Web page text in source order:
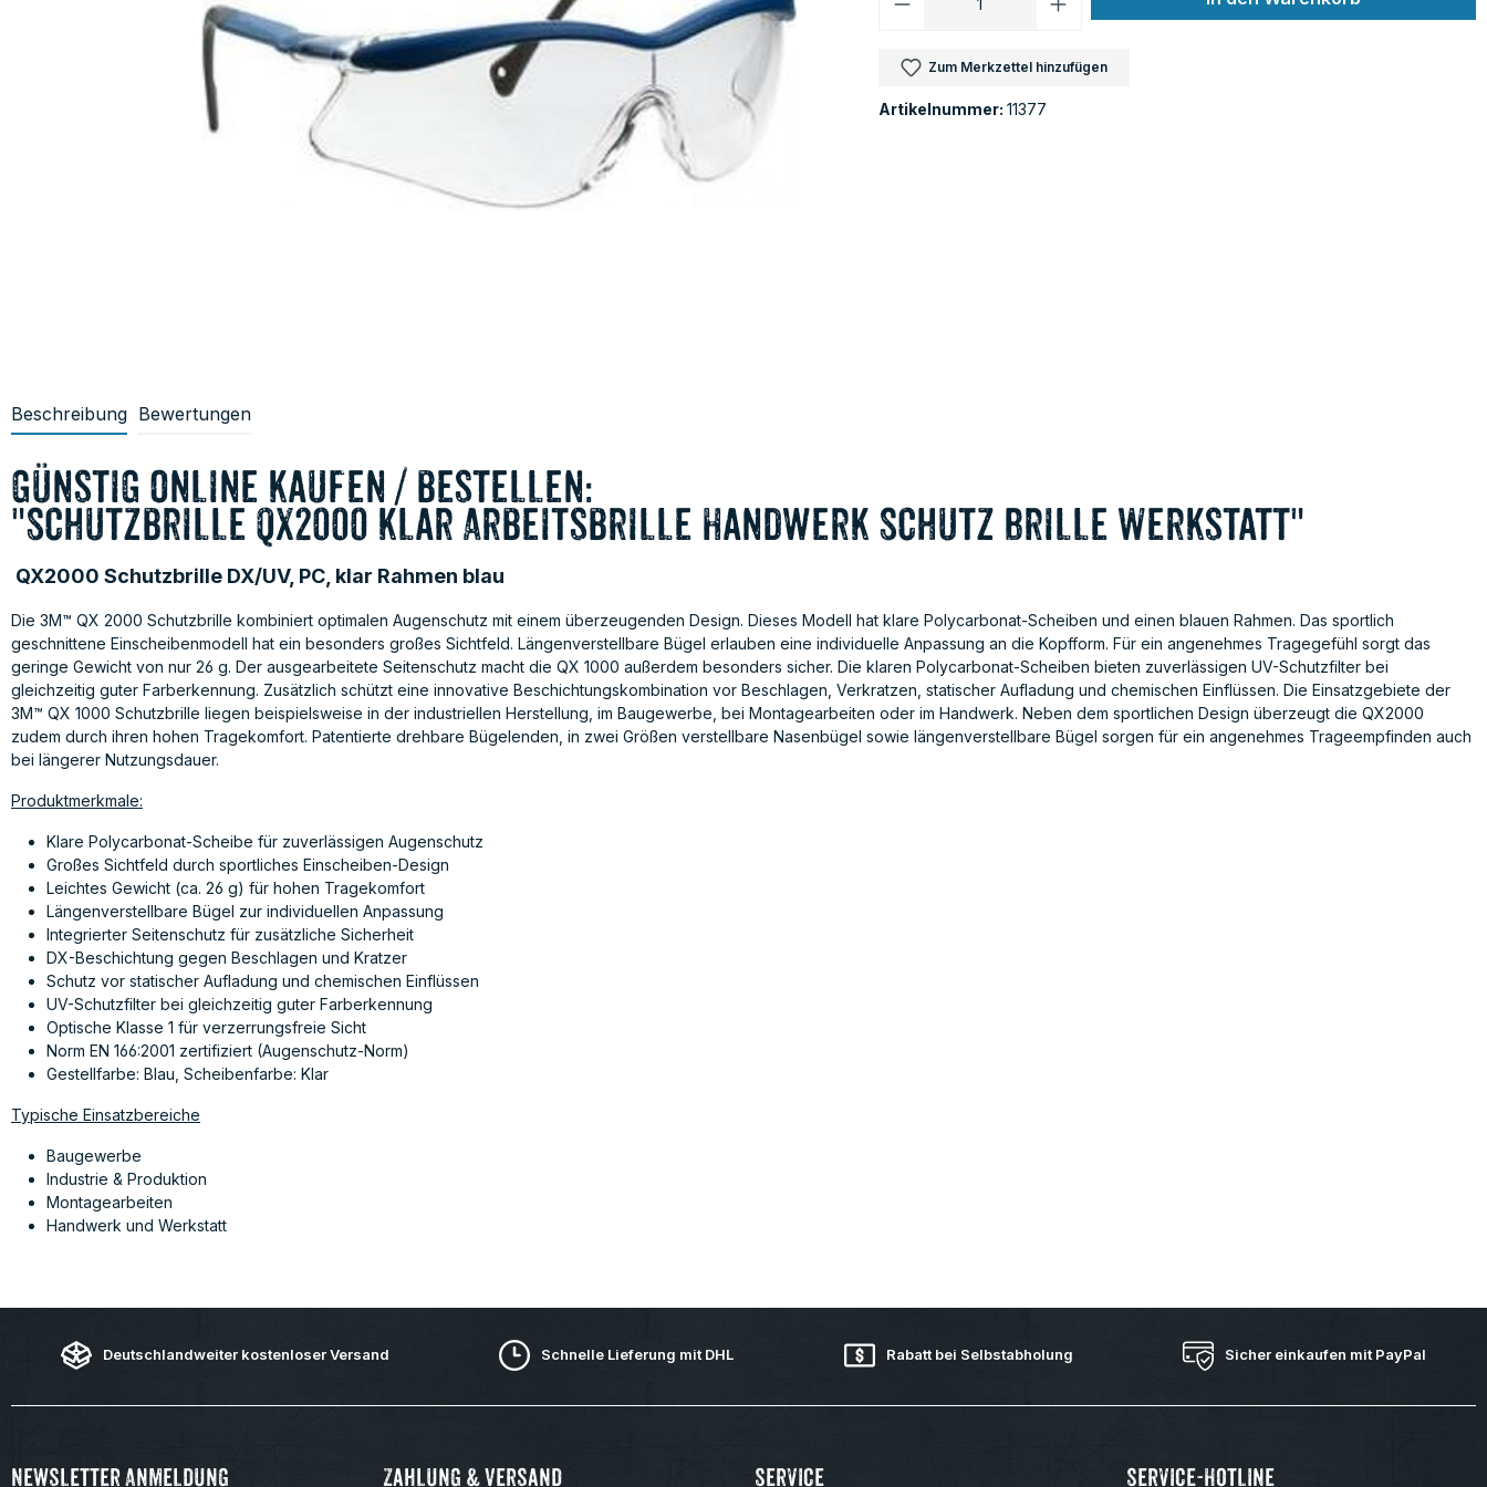
Zum Merkzettel hinzufügen
Artikelnummer: 11377
Beschreibung Bewertungen
günstig online kaufen / bestellen:
"Schutzbrille QX2000 klar Arbeitsbrille Handwerk Schutz Brille Werkstatt"
QX2000 Schutzbrille DX/UV, PC, klar Rahmen blau
Die 3M™ QX 2000 Schutzbrille kombiniert optimalen Augenschutz mit einem überzeugenden Design. Dieses Modell hat klare Polycarbonat-Scheiben und einen blauen Rahmen. Das sportlich
geschnittene Einscheibenmodell hat ein besonders großes Sichtfeld. Längenverstellbare Bügel erlauben eine individuelle Anpassung an die Kopfform. Für ein angenehmes Tragegefühl sorgt das
geringe Gewicht von nur 26 g. Der ausgearbeitete Seitenschutz macht die QX 1000 außerdem besonders sicher. Die klaren Polycarbonat-Scheiben bieten zuverlässigen UV-Schutzfilter bei
gleichzeitig guter Farberkennung. Zusätzlich schützt eine innovative Beschichtungskombination vor Beschlagen, Verkratzen, statischer Aufladung und chemischen Einflüssen. Die Einsatzgebiete der
3M™ QX 1000 Schutzbrille liegen beispielsweise in der industriellen Herstellung, im Baugewerbe, bei Montagearbeiten oder im Handwerk. Neben dem sportlichen Design überzeugt die QX2000
zudem durch ihren hohen Tragekomfort. Patentierte drehbare Bügelenden, in zwei Größen verstellbare Nasenbügel sowie längenverstellbare Bügel sorgen für ein angenehmes Trageempfinden auch
bei längerer Nutzungsdauer.
Produktmerkmale:
Klare Polycarbonat-Scheibe für zuverlässigen Augenschutz
Großes Sichtfeld durch sportliches Einscheiben-Design
Leichtes Gewicht (ca. 26 g) für hohen Tragekomfort
Längenverstellbare Bügel zur individuellen Anpassung
Integrierter Seitenschutz für zusätzliche Sicherheit
DX-Beschichtung gegen Beschlagen und Kratzer
Schutz vor statischer Aufladung und chemischen Einflüssen
UV-Schutzfilter bei gleichzeitig guter Farberkennung
Optische Klasse 1 für verzerrungsfreie Sicht
Norm EN 166:2001 zertifiziert (Augenschutz-Norm)
Gestellfarbe: Blau, Scheibenfarbe: Klar
Typische Einsatzbereiche
Baugewerbe
Industrie & Produktion
Montagearbeiten
Handwerk und Werkstatt
Deutschlandweiter kostenloser Versand Schnelle Lieferung mit DHL Rabatt bei Selbstabholung Sicher einkaufen mit PayPal
Newsletter Anmeldung Zahlung & Versand Service Service-Hotline